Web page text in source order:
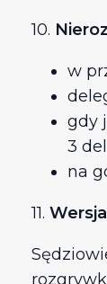
10.
w
gdy
3
na
11.